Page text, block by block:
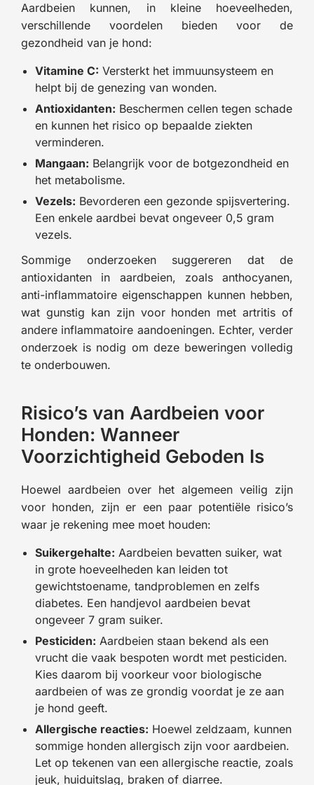
Aardbeien kunnen, in kleine hoeveelheden,
verschillende voordelen bieden voor de
gezondheid van je hond:
Vitamine C: Versterkt het immuunsysteem en
helpt bij de genezing van wonden.
Antioxidanten: Beschermen cellen tegen schade
en kunnen het risico op bepaalde ziekten
verminderen.
Mangaan: Belangrijk voor de botgezondheid en
het metabolisme.
Vezels: Bevorderen een gezonde spijsvertering.
Een enkele aardbei bevat ongeveer 0,5 gram
vezels.
Sommige onderzoeken suggereren dat de
antioxidanten in aardbeien, zoals anthocyanen,
anti-inflammatoire eigenschappen kunnen hebben,
wat gunstig kan zijn voor honden met artritis of
andere inflammatoire aandoeningen. Echter, verder
onderzoek is nodig om deze beweringen volledig
te onderbouwen.
Risico’s van Aardbeien voor
Honden: Wanneer
Voorzichtigheid Geboden Is
Hoewel aardbeien over het algemeen veilig zijn
voor honden, zijn er een paar potentiële risico’s
waar je rekening mee moet houden:
Suikergehalte: Aardbeien bevatten suiker, wat
in grote hoeveelheden kan leiden tot
gewichtstoename, tandproblemen en zelfs
diabetes. Een handjevol aardbeien bevat
ongeveer 7 gram suiker.
Pesticiden: Aardbeien staan bekend als een
vrucht die vaak bespoten wordt met pesticiden.
Kies daarom bij voorkeur voor biologische
aardbeien of was ze grondig voordat je ze aan
je hond geeft.
Allergische reacties: Hoewel zeldzaam, kunnen
sommige honden allergisch zijn voor aardbeien.
Let op tekenen van een allergische reactie, zoals
jeuk, huiduitslag, braken of diarree.